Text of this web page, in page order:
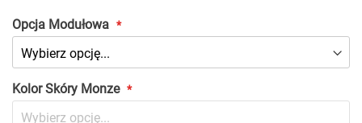
Opcja Modułowa
Kolor Skóry Monze